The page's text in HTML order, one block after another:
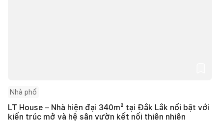
Nhà phố
LT House – Nhà hiện đại 340m² tại Đắk Lắk nổi bật với
kiến trúc mở và hệ sân vườn kết nối thiên nhiên